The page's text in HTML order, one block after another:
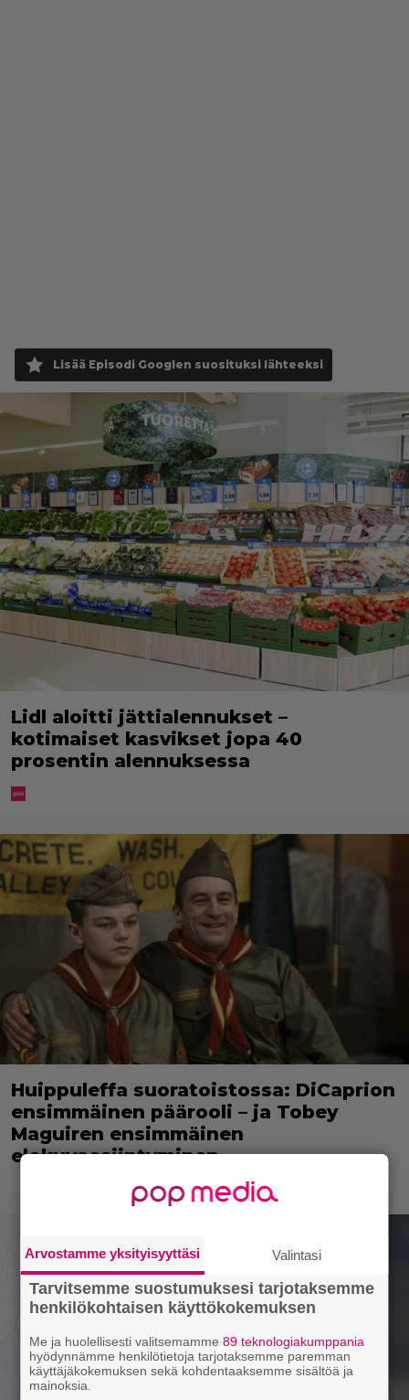
Lisää Episodi Googlen suosituksi lähteeksi
Lidl aloitti jättialennukset –
kotimaiset kasvikset jopa 40
prosentin alennuksessa
Huippuleffa suoratoistossa: DiCaprion
ensimmäinen päärooli – ja Tobey
Maguiren ensimmäinen
elokuvaesiintyminen
Arvostamme yksityisyyttäsi Valintasi
Tarvitsemme suostumuksesi tarjotaksemme
henkilökohtaisen käyttökokemuksen
Me ja huolellisesti valitsemamme89 teknologiakumppania
hyödynnämme henkilötietoja tarjotaksemme paremman
käyttäjäkokemuksen sekä kohdentaaksemme sisältöä ja
mainoksia.